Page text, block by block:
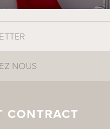
CONTRACT
NOUS